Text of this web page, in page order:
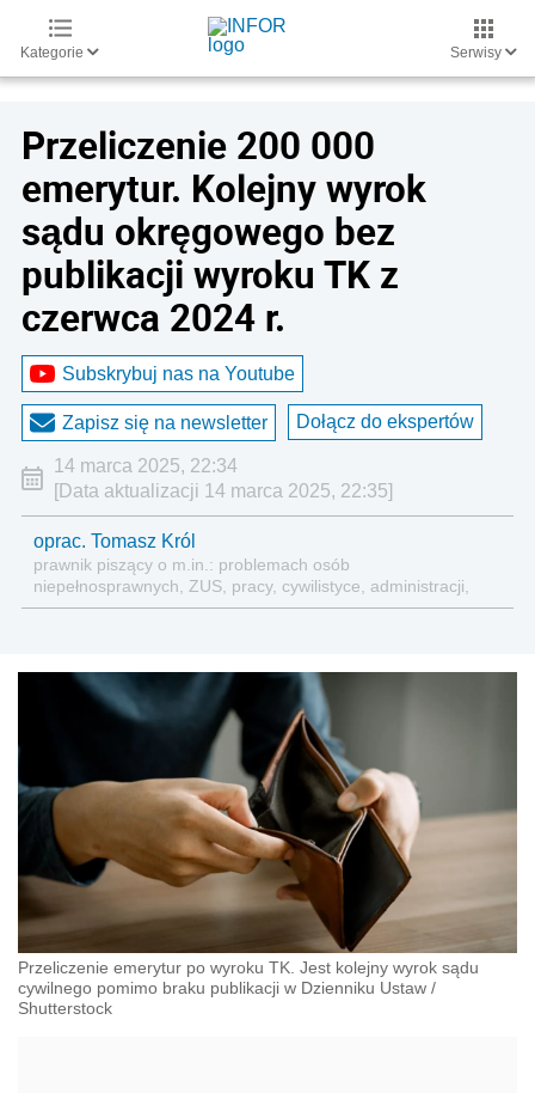
Kategorie Serwisy
Przeliczenie 200 000
emerytur. Kolejny wyrok
sądu okręgowego bez
publikacji wyroku TK z
czerwca 2024 r.
Subskrybuj nas na Youtube
Zapisz się na newsletter Dołącz do ekspertów
14 marca 2025, 22:34
[Data aktualizacji 14 marca 2025, 22:35]
oprac. Tomasz Król
prawnik piszący o m.in.: problemach osób
niepełnosprawnych, ZUS, pracy, cywilistyce, administracji,
przedsiębiorcach, podatkach
Przeliczenie emerytur po wyroku TK. Jest kolejny wyrok sądu
cywilnego pomimo braku publikacji w Dzienniku Ustaw /
Shutterstock